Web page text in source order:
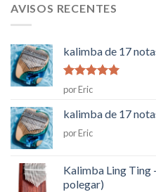
AVISOS RECENTES
kalimba de 17
Classificado
como
5
por Eric
kalimba de 17
por Eric
Kalimba Ling Ting
polegar)